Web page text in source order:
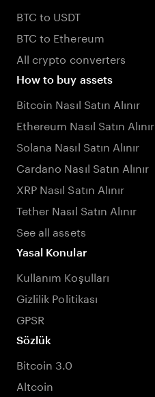
BTC to USDT
BTC to Ethereum
All crypto converters
How to buy assets
Bitcoin Nasıl Satın Alınır
Ethereum Nasıl Satın Alınır
Solana Nasıl Satın Alınır
Cardano Nasıl Satın Alınır
XRP Nasıl Satın Alınır
Tether Nasıl Satın Alınır
See all assets
Yasal Konular
Kullanım Koşulları
Gizlilik Politikası
GPSR
Sözlük
Bitcoin 3.0
Altcoin